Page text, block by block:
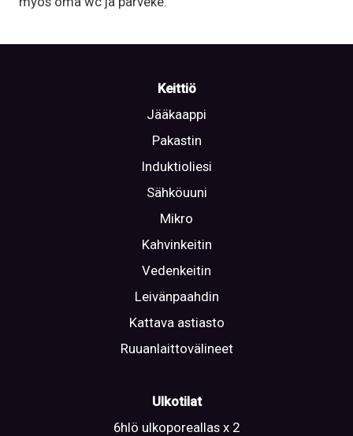
Keittiö
Jääkaappi
Pakastin
Induktioliesi
Sähköuuni
Mikro
Kahvinkeitin
Vedenkeitin
Leivänpaahdin
Kattava astiasto
Ruuanlaittovälineet
Ulkotilat
6hlö ulkoporeallas x 2